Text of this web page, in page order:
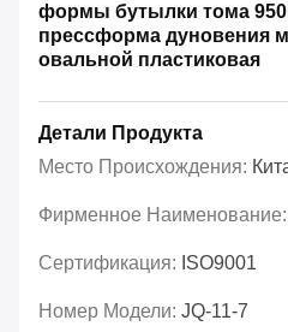
формы бутылки тома
прессформа дуновения
овальной пластиковая
Детали Продукта
Место Происхождения:
Фирменное Наименование:
Сертификация: ISO9001
Номер Модели: JQ-11-7